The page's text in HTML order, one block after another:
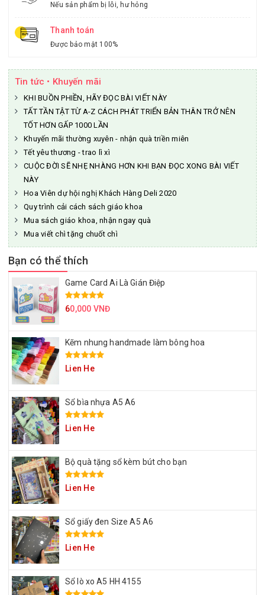
Nếu sản phẩm bị lỗi, hư hỏng
Thanh toán
Được bảo mật 100%
Tin tức • Khuyến mãi
KHI BUỒN PHIỀN, HÃY ĐỌC BÀI VIẾT NÀY
TẤT TẦN TẬT TỪ A-Z CÁCH PHÁT TRIỂN BẢN THÂN TRỞ NÊN
TỐT HƠN GẤP 1000 LẦN
Khuyến mãi thường xuyên - nhận quà triền miên
Tết yêu thương - trao lì xì
CUỘC ĐỜI SẼ NHẸ NHÀNG HƠN KHI BẠN ĐỌC XONG BÀI VIẾT
NÀY
Hoa Viên dự hội nghị Khách Hàng Deli 2020
Quy trình cải cách sách giáo khoa
Mua sách giáo khoa, nhận ngay quà
Mua viết chì tặng chuốt chì
Bạn có thể thích
Game Card Ai Là Gián Điệp
60,000 VNĐ
Kẽm nhung handmade làm bông hoa
Lien He
Sổ bìa nhựa A5 A6
Lien He
Bộ quà tặng sổ kèm bút cho bạn
Lien He
Sổ giấy đen Size A5 A6
Lien He
Sổ lò xo A5 HH 4155